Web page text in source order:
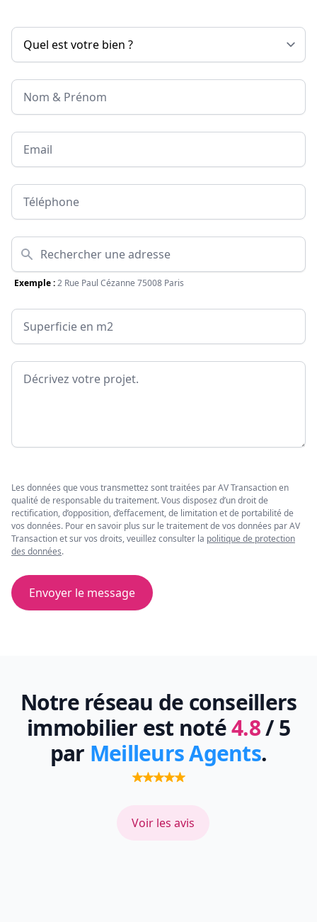
Nom & Prénom
Email
Téléphone
Adresse
Exemple :2 Rue Paul Cézanne 75008 Paris
Surface
Message
Les données que vous transmettez sont traitées par AV Transaction en
qualité de responsable du traitement. Vous disposez d’un droit de
rectification, d’opposition, d’effacement, de limitation et de portabilité de
vos données. Pour en savoir plus sur le traitement de vos données par AV
Transaction et sur vos droits, veuillez consulter la politique de protection
des données.
Envoyer le message
Notre réseau de conseillers
immobilier est noté4.8/ 5
par Meilleurs Agents.
Voir les avis